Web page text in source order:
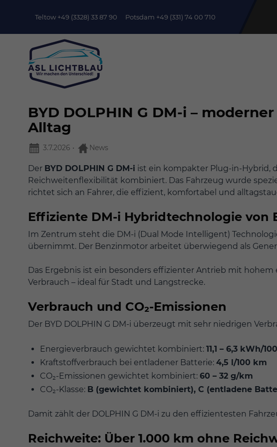
Teltow +49 (3328) 33 87 90 Potsdam +49 (331) 74 00 710
BYD DOLPHIN G DM-i –
Alltag
3.7.2026 • News
Der BYD DOLPHIN G DM-i ist ein kompakter Plug-in-Hybrid,
Reichweitenflexibilität kombiniert. Das Fahrzeug wurde
richtet sich an Fahrer, die effizient, komfortabel und
Effiziente DM-i Hybridtechnologie von
Im Zentrum steht die DM-i (Dual Mode Intelligent)
übernimmt. Der Benzinmotor arbeitet überwiegend als
Das Ergebnis ist ein besonders effizienter Antrieb mit
Verbrauch – ideal für Stadt und Langstrecke.
Verbrauch und CO₂-Emissionen
Der BYD DOLPHIN G DM-i überzeugt mit sehr niedrigen
Energieverbrauch gewichtet kombiniert: 11,1 – 6,3 kWh/
Kraftstoffverbrauch bei entladener Batterie: 4,5 l/100 km
CO₂-Emissionen gewichtet kombiniert: 60 – 32 g/km
CO₂-Klasse: B (gewichtet kombiniert), C (entladene
Damit zählt der DOLPHIN G DM-i zu den effizientesten
Reichweite: Über 1.000 km ohne